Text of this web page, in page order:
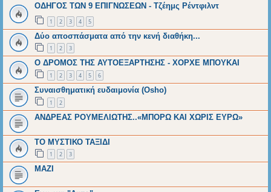
ΟΔΗΓΟΣ ΤΩΝ 9 ΕΠΙΓΝΩΣΕΩΝ - Τζέημς Ρέντφιλντ
1 2 3 4 5
Δύο αποσπάσματα από την κενή διαθήκη...
1 2 3
Ο ΔΡΟΜΟΣ ΤΗΣ ΑΥΤΟΕΞΑΡΤΗΣΗΣ - ΧΟΡΧΕ ΜΠΟΥΚΑΙ
1 2 3 4 5 6
Συναισθηματική ευδαιμονία (Osho)
1 2
ΑΝΔΡΕΑΣ ΡΟΥΜΕΛΙΩΤΗΣ..«ΜΠΟΡΩ ΚΑΙ ΧΩΡΙΣ ΕΥΡΩ»
ΤΟ ΜΥΣΤΙΚΟ ΤΑΞΙΔΙ
1 2 3
ΜΑΖΙ